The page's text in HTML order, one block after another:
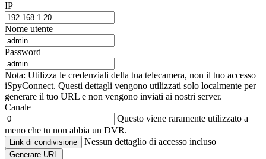
IP
Nome utente
Password
Nota: Utilizza le credenziali della tua telecamera, non il tuo accesso
iSpyConnect. Questi dettagli vengono utilizzati solo localmente per
generare il tuo URL e non vengono inviati ai nostri server.
Canale
Questo viene raramente utilizzato a
meno che tu non abbia un DVR.
Link di condivisione Nessun dettaglio di accesso incluso
Generare URL